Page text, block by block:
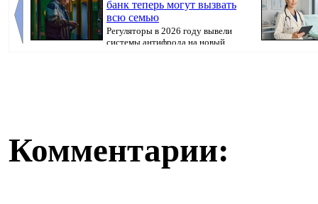
банк теперь могут вызвать
всю семью
Регуляторы в 2026 году вывели
системы антифрода на новый
Комментарии: